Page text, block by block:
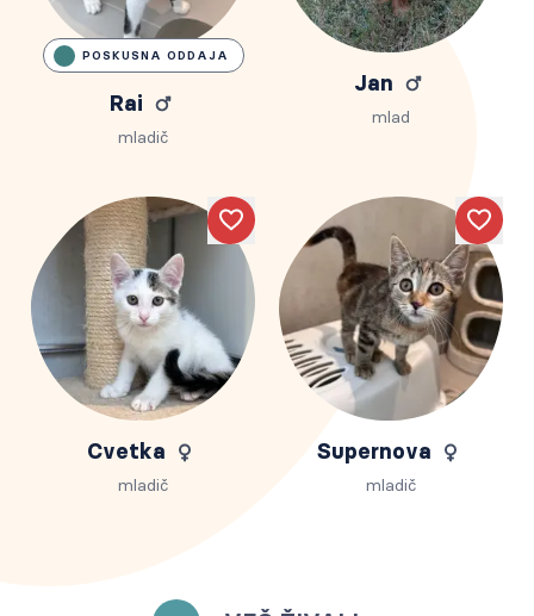
POSKUSNA ODDAJA
Rai
mladič
Jan
mlad
Like
Cvetka
mladič
Like
Supernova
mladič